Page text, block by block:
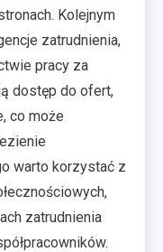
Kolejnym
zatrudnienia,
pracy za
dostęp do ofert,
co może
warto korzystać z
zatrudnienia